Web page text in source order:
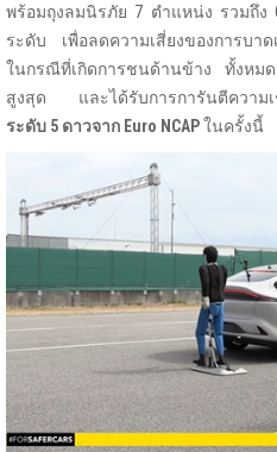
พร้อมถุงลมนิรภัย 7 ตำแหน่ง รวมถึง
ระดับ เพื่อลดความเสี่ยงของการบา
ในกรณีที่เกิดการชนด้านข้าง ทั้งหม
สูงสุด และได้รับการการันตีความเ
ระดับ 5 ดาวจาก Euro NCAPในครั้งนี้